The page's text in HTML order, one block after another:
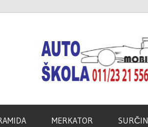
MERKATOR SURČIN